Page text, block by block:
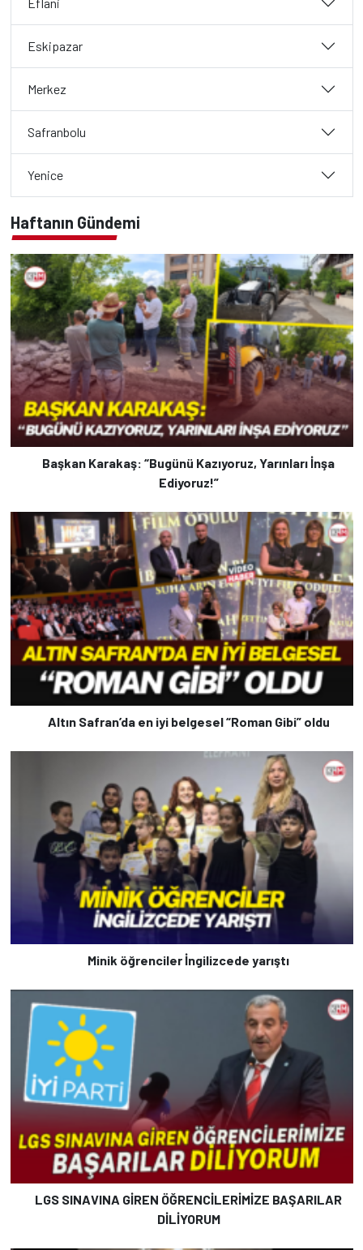
Eflani
Eskipazar
Merkez
Safranbolu
Yenice
Haftanın Gündemi
Başkan Karakaş: “Bugünü Kazıyoruz, Yarınları İnşa
Ediyoruz!”
Altın Safran’da en iyi belgesel “Roman Gibi” oldu
Minik öğrenciler İngilizcede yarıştı
LGS SINAVINA GİREN ÖĞRENCİLERİMİZE BAŞARILAR
DİLİYORUM